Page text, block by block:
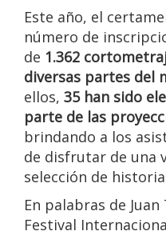
Este año, el
número de
de 1.362
diversas partes del
ellos, 35 han sido
parte de las
brindando a los
de disfrutar de una
selección de
En palabras de
Festival